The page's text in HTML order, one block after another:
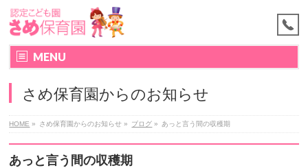
MENU
さめ保育園からのお知らせ
HOME » さめ保育園からのお知らせ » ブログ » あっと言う間の収穫期
あっと言う間の収穫期